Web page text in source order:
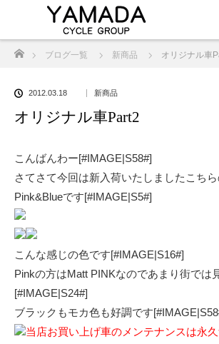
ブログ一覧 新商品 オリジナル車
2012.03.18 新商品
オリジナル車Part2
こんばんわー[#IMAGE|S58#]
さてさて今回は新入荷いたしましたこち
Pink&Blueです[#IMAGE|S5#]
こんな感じの色です[#IMAGE|S16#]
Pinkの方はMatt PINKなのであまり街では
[#IMAGE|S24#]
ブラックもモカ色も好調です
当店お買い上げ車のメンテナンスは永